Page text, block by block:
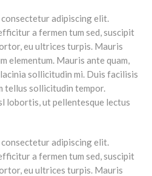
adipiscing elit.
a fermen tum sed, suscipit
eu ultrices turpis. Mauris
elementum. Mauris ante quam,
sollicitudin mi. Duis facilisis
tellus sollicitudin tempor.
lobortis, ut pellentesque lectus
adipiscing elit.
a fermen tum sed, suscipit
eu ultrices turpis. Mauris